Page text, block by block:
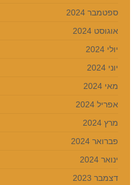
ספטמבר 2024
אוגוסט 2024
יולי 2024
יוני 2024
מאי 2024
אפריל 2024
מרץ 2024
פברואר 2024
ינואר 2024
דצמבר 2023